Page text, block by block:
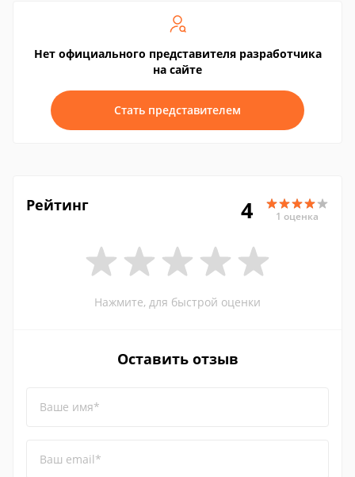
Нет официального представителя разработчика
на сайте
Стать представителем
Рейтинг 4 1 оценка
Нажмите, для быстрой оценки
Оставить отзыв
Ваше имя*
Ваш email*